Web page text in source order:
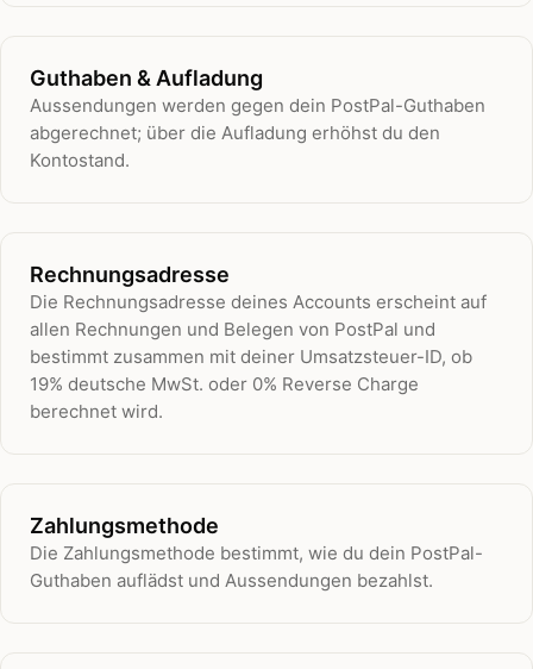
Guthaben & Aufladung
Aussendungen werden gegen dein PostPal-Guthaben
abgerechnet; über die Aufladung erhöhst du den
Kontostand.
Rechnungsadresse
Die Rechnungsadresse deines Accounts erscheint auf
allen Rechnungen und Belegen von PostPal und
bestimmt zusammen mit deiner Umsatzsteuer-ID, ob
19% deutsche MwSt. oder 0% Reverse Charge
berechnet wird.
Zahlungsmethode
Die Zahlungsmethode bestimmt, wie du dein PostPal-
Guthaben auflädst und Aussendungen bezahlst.